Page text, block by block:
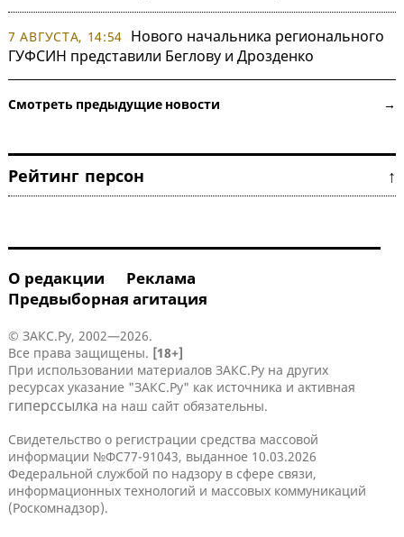
7 АВГУСТА, 14:54 Нового начальника регионального
ГУФСИН представили Беглову и Дрозденко
Смотреть предыдущие новости →
Рейтинг персон ↑
О редакции
Реклама
Предвыборная агитация
© ЗАКС.Ру, 2002—2026.
Все права защищены. [18+]
При использовании материалов ЗАКС.Ру на других
ресурсах указание "ЗАКС.Ру" как источника и активная
гиперссылка на наш сайт обязательны.
Свидетельство о регистрации средства массовой
информации №ФС77-91043, выданное 10.03.2026
Федеральной службой по надзору в сфере связи,
информационных технологий и массовых коммуникаций
(Роскомнадзор).